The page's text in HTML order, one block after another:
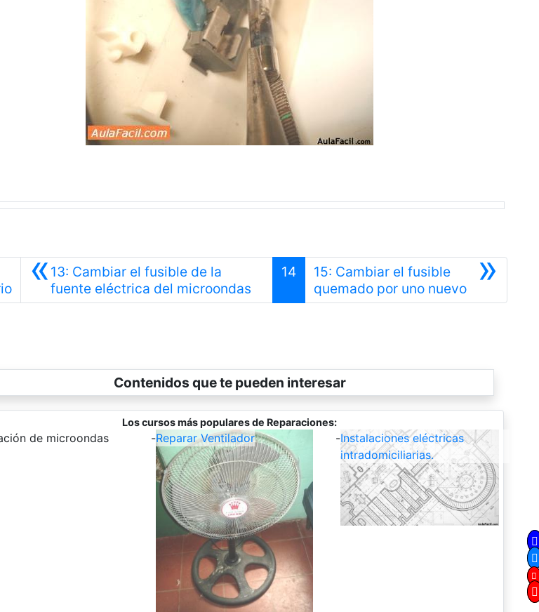
«13: Cambiar el fusible de la
fuente eléctrica del microondasAnterior
14 »
15: Cambiar el fusible
quemado por uno nuevoSiguiente
Contenidos que te pueden interesar
Los cursos más populares de Reparaciones:
de microondas -Reparar Ventilador -Instalaciones eléctricas
intradomiciliarias.